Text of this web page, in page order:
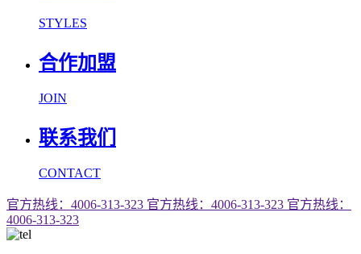
STYLES
合作加盟
JOIN
联系我们
CONTACT
官方热线：4006-313-323 官方热线：4006-313-323 官方热线：
4006-313-323